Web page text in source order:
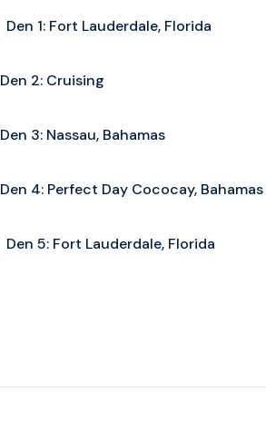
Den 1: Fort Lauderdale, Florida
Den 2: Cruising
Den 3: Nassau, Bahamas
Den 4: Perfect Day Cococay, Bahamas
Den 5: Fort Lauderdale, Florida